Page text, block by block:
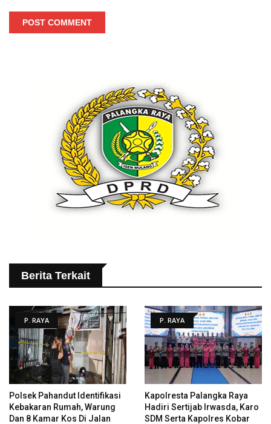
POST COMMENT
Berita Terkait
P. RAYA
Polsek Pahandut Identifikasi
Kebakaran Rumah, Warung
Dan 8 Kamar Kos Di Jalan
P. RAYA
Kapolresta Palangka Raya
Hadiri Sertijab Irwasda, Karo
SDM Serta Kapolres Kobar